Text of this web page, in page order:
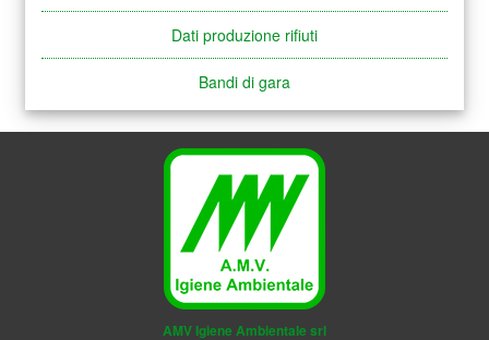
Dati produzione rifiuti
Bandi di gara
AMV Igiene Ambientale srl